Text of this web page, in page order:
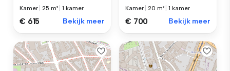
Kamer 25 m² |1 kamer
€ 615 Bekijk meer
Kamer 20 m² |1 kamer
€ 700 Bekijk meer